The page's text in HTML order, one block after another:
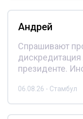
Андрей
Спрашивают
президенте.
06.08.26 - Стамбул